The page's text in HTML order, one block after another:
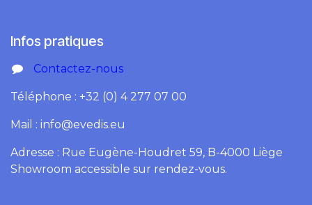
Infos pratiques
Contactez-nous
Téléphone : +32 (0) 4 277 07 00
Mail : info@evedis.eu
Adresse : Rue Eugène-Houdret 59, B-4000 Liège
Showroom accessible sur rendez-vous.